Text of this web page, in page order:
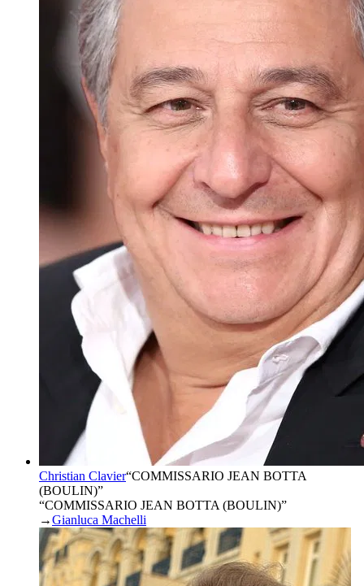
Christian Clavier“COMMISSARIO JEAN BOTTA
(BOULIN)”
“COMMISSARIO JEAN BOTTA (BOULIN)”
→Gianluca Machelli